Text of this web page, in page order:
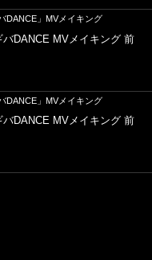
DANCE」MVメイキング
バDANCE MVメイキング 前
DANCE」MVメイキング
バDANCE MVメイキング 前